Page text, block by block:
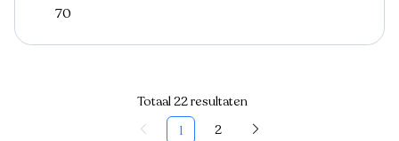
70
Totaal 22 resultaten
1
2